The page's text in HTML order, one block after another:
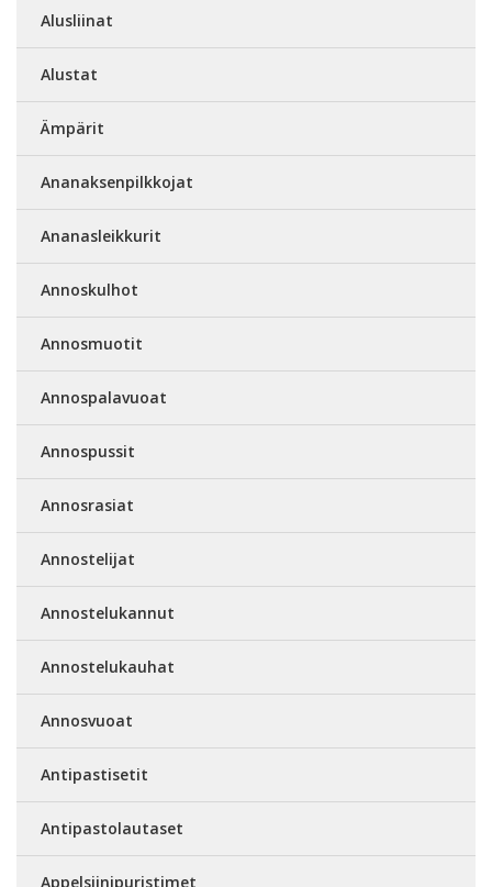
Alusliinat
Alustat
Ämpärit
Ananaksenpilkkojat
Ananasleikkurit
Annoskulhot
Annosmuotit
Annospalavuoat
Annospussit
Annosrasiat
Annostelijat
Annostelukannut
Annostelukauhat
Annosvuoat
Antipastisetit
Antipastolautaset
Appelsiinipuristimet